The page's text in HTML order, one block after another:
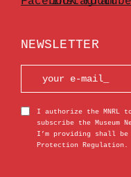
NEWSLETTER
I authorize the MNRL
subscribe the Museum
I’m providing shall be
Protection Regulation.